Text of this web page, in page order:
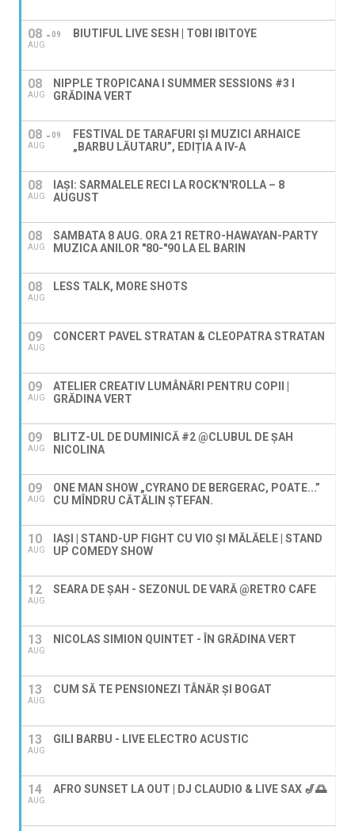
08
AUG
09 BIUTIFUL LIVE SESH | TOBI IBITOYE
08
AUG
NIPPLE TROPICANA I SUMMER SESSIONS #3 I
GRĂDINA VERT
08
AUG
09
FESTIVAL DE TARAFURI ȘI MUZICI ARHAICE
„BARBU LĂUTARU”, EDIȚIA A IV-A
08
AUG
IAȘI: SARMALELE RECI LA ROCK'N'ROLLA – 8
AUGUST
08
AUG
SAMBATA 8 AUG. ORA 21 RETRO-HAWAYAN-PARTY
MUZICA ANILOR "80-"90 LA EL BARIN
08
AUG
LESS TALK, MORE SHOTS
09
AUG
CONCERT PAVEL STRATAN & CLEOPATRA STRATAN
09
AUG
ATELIER CREATIV LUMÂNĂRI PENTRU COPII |
GRĂDINA VERT
09
AUG
BLITZ-UL DE DUMINICĂ #2 @CLUBUL DE ȘAH
NICOLINA
09
AUG
ONE MAN SHOW „CYRANO DE BERGERAC, POATE...”
CU MÎNDRU CĂTĂLIN ȘTEFAN.
10
AUG
IAȘI | STAND-UP FIGHT CU VIO ȘI MĂLĂELE | STAND
UP COMEDY SHOW
12
AUG
SEARA DE ȘAH - SEZONUL DE VARĂ @RETRO CAFE
13
AUG
NICOLAS SIMION QUINTET - ÎN GRĂDINA VERT
13
AUG
CUM SĂ TE PENSIONEZI TÂNĂR ȘI BOGAT
13
AUG
GILI BARBU - LIVE ELECTRO ACUSTIC
14
AUG
AFRO SUNSET LA OUT | DJ CLAUDIO & LIVE SAX 🎷🌅